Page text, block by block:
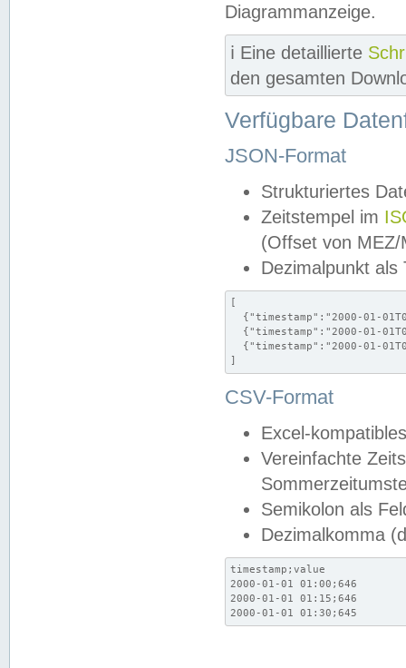
Diagrammanzeige.
ℹ️ Eine detaillierte
den gesamten
Verfügbare
JSON-Format
Strukturiertes
Zeitstempel im
(Offset von MEZ/
Dezimalpunkt als
[
{"timestamp":"2000-01-
{"timestamp":"2000-01-
{"timestamp":"2000-01-
]
CSV-Format
Excel-
Vereinfachte
Semikolon als
Dezimalkomma
timestamp;value
2000-01-01 01:00;646
2000-01-01 01:15;646
2000-01-01 01:30;645